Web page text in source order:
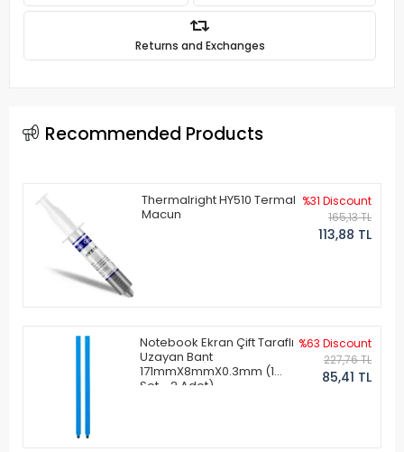
Returns and Exchanges
Recommended Products
Thermalright HY510 Termal
Macun
%31 Discount
165,13 TL
113,88 TL
Notebook Ekran Çift Taraflı
Uzayan Bant
171mmX8mmX0.3mm (1
Set - 2 Adet)
%63 Discount
227,76 TL
85,41 TL